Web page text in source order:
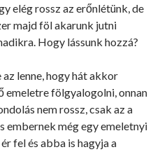
elég rossz az erőnlétünk, de
majd föl akarunk jutni
Hogy lássunk hozzá?
lenne, hogy hát akkor
emeletre fölgyalogolni, onnan
nem rossz, csak az a
embernek még egy emeletnyi
fel és abba is hagyja a